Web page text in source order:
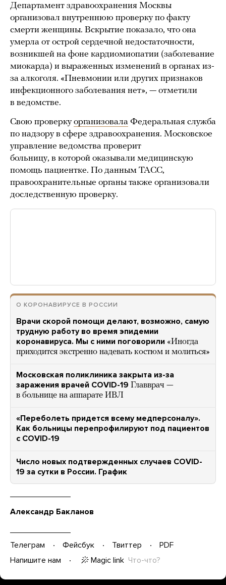
Департамент здравоохранения Москвы
организовал внутреннюю проверку по факту
смерти женщины. Вскрытие показало, что она
умерла от острой сердечной недостаточности,
возникшей на фоне кардиомиопатии (заболевание
миокарда) и выраженных изменений в органах из-
за алкоголя. «Пневмонии или других признаков
инфекционного заболевания нет», — отметили
в ведомстве.
Свою проверкуорганизовала Федеральная служба
по надзору в сфере здравоохранения. Московское
управление ведомства проверит
больницу, в которой оказывали медицинскую
помощь пациентке. По данным ТАСС,
правоохранительные органы также организовали
доследственную проверку.
О КОРОНАВИРУСЕ В РОССИИ
Врачи скорой помощи делают, возможно, самую
трудную работу во время эпидемии
коронавируса. Мы с ними поговорили «Иногда
приходится экстренно надевать костюм и молиться»
Московская поликлиника закрыта из-за
заражения врачей COVID-19 Главврач —
в больнице на аппарате ИВЛ
«Переболеть придется всему медперсоналу».
Как больницы перепрофилируют под пациентов
с COVID-19
Число новых подтвержденных случаев COVID-
19 за сутки в России. График
Александр Бакланов
Телеграм Фейсбук Твиттер
PDF
Напишите нам
Magic link Что-что?